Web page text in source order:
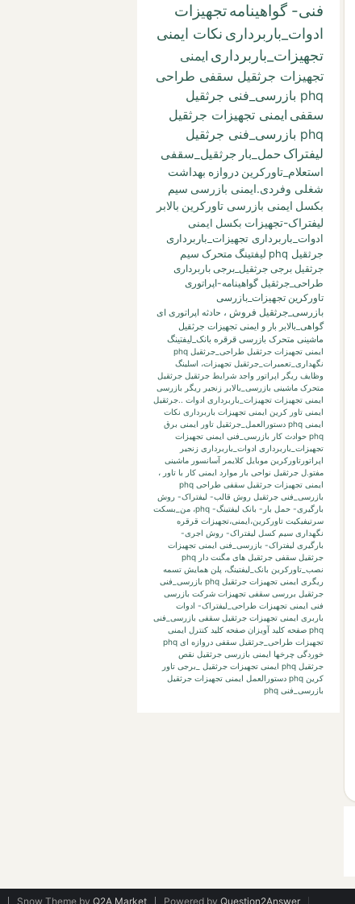
فنی- گواهینامهتجهیزات
ادوات_باربرداری نکات ایمنی
تجهیزات_باربرداری ایمنی
تجهیزات جرثقیل سقفی طراحی
phq بازرسی_فنی جرثقیل
سقفی ایمنی تجهیزات جرثقیل
phq بازرسی_فنی جرثقیل
لیفتراک حمل_بار جرثقیل_سقفی
استعلام_تاورکرین دروازه بهداشت
شغلی وفردی.ایمنی بازرسی سیم
بکسل ایمنی بازرسی تاورکرین بالابر
لیفتراک-تجهیزات بکسل ایمنی
ادوات_باربرداری تجهیزات_باربرداری
جرثقیل phq
لیفتینگ متحرک سیم
جرثقیل برجی جرثقیل_برجی باربرداری
طراحی_جرثقیل گواهینامه-اپراتوری
تاورکرین تجهیزات_بازرسی
بازرسی_جرثقیل فروش ، حادثه اپراتوری ای
گواهی_بالابر بار و ایمنی تجهیزات جرثقیل
ماشینی متحرک بازرسی قرقره بانک_لیفتینگ
ایمنی تجهیزات جرثقیل طراحی_جرثقیل phq
نگهداری_تعمیرات_جرثقیل تجهیزات، اسلینگ
وظایف ریگر اپراتور واجد شرایط جرثقیل جرثقیل
متحرک ماشینی بازرسی_بالابر زنجیر ریگر بازرسی
ایمنی تجهیزات تجهیزات_باربرداری ادوات ..جرثقیل
ایمنی تاور کرین ایمنی تجهیزات باربرداری نکات
ایمنی phq
دستورالعمل_جرثقیل تاور ایمنی برق
phq حوادث کار بازرسی_فنی
ایمنی تجهیزات
تجهیزات_باربرداری ادوات_باربرداری زنجیر
اپراتورتاورکرین موبایل کلایمر آسانسور ماشینی
مفتو.ل جرثقیل نواحی بار موارد ایمنی کار با تاور ،
ایمنی تجهیزات جرثقیل سقفی طراحی phq
بازرسی_فنی جرثقیل روش قالب- لیفتراک- روش
بارگیری- حمل بار- بانک لیفتینگ- phq، من_بسکت
سرتیفیکیت تاورکرین،ایمنی،تجهیزات قرقره
نگهداری سیم کسل لیفتراک- روش اجری-
بارگیری لیفتراک- بازرسی_فنی ایمنی تجهیزات
جرثقیل سقفی جرثقیل های مگنت دار phq
نصب_تاورکرین بانک_لیفتینگ، پلن همایش تسمه
ریگری
ایمنی تجهیزات جرثقیل phq بازرسی_فنی
جرثقیل بررسی سقفی تجهیزات شرکت بازرسی
فنی ایمنی تجهیزات طراحی_لیفتراک- ادوات
باربری ایمنی تجهیزات جرثقیل سقفی بازرسی_فنی
phq صفحه کلید آویزان صفحه کلید کنترل
ایمنی
تجهیزات طراحی_جرثقیل سقفی دروازه ای phq
خوردگی چرخها ایمنی بازرسی جرثقیل نقص
جرثقیل phq
ایمنی تجهیزات جرثقیل _برجی تاور
کرین phq دستورالعمل
ایمنی تجهیزات جرثقیل
بازرسی_فنی phq
Snow Theme by Q2A Market Powered by Question2Answer